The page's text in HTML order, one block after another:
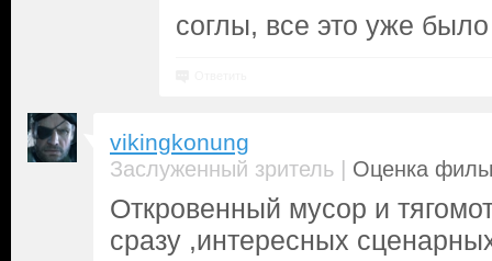
соглы, все это уже было
vikingkonung
Заслуженный зритель | Оценка
Откровенный мусор и
сразу ,интересных